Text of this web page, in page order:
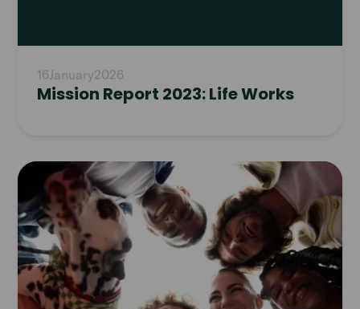
16January2026
Mission Report 2023: Life Works
Read
article